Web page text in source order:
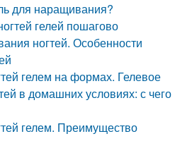
для наращивания?
гелей пошагово
ногтей. Особенности
гелем на формах. Гелевое
в домашних условиях: с чего
гелем. Преимущество